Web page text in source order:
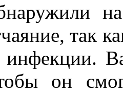
так
инфекции.
он